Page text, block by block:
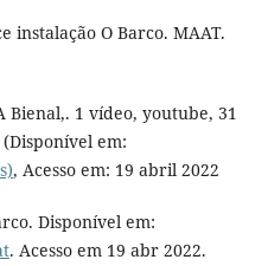
instalação O Barco. MAAT.
Bienal,. 1 vídeo, youtube, 31
em:
, Acesso em: 19 abril 2022
Disponível em:
. Acesso em 19 abr 2022.